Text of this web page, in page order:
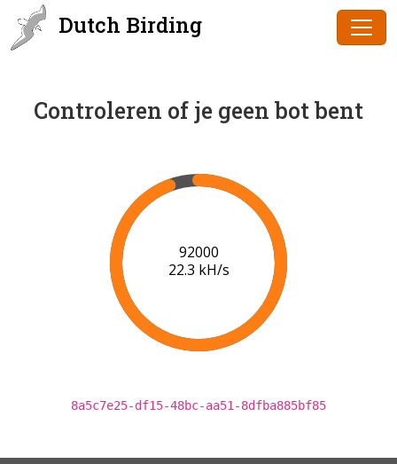
Dutch Birding
Controleren of je geen bot bent
94000
22.4 kH/s
8a5c7e25-df15-48bc-aa51-8dfba885bf85